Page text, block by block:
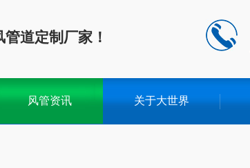
道定制厂家！
风管资讯 关于大世界